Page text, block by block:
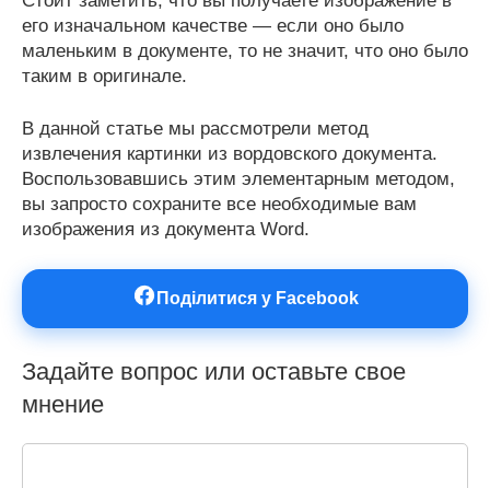
его изначальном качестве — если оно было
маленьким в документе, то не значит, что оно было
таким в оригинале.
В данной статье мы рассмотрели метод
извлечения картинки из вордовского документа.
Воспользовавшись этим элементарным методом,
вы запросто сохраните все необходимые вам
изображения из документа Word.
Поділитися у Facebook
Задайте вопрос или оставьте свое
мнение